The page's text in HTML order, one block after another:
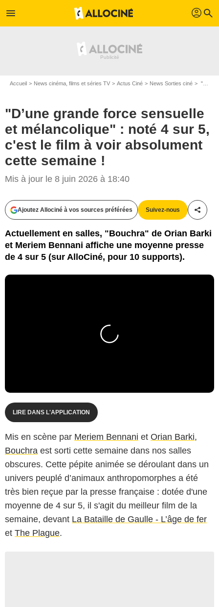
menu profil search
Accueil News cinéma, films et séries TV Actus Ciné News Sorties ciné "D’une grande force sensuelle et mélancolique" : noté 4 sur 5, c'est le film à voir absolument cette semaine !
"D’une grande force sensuelle
et mélancolique" : noté 4 sur 5,
c'est le film à voir absolument
cette semaine !
Mis à jour le 8 juin 2026 à 18:40
Ajoutez Allociné à vos sources préférées Suivez-nous
Actuellement en salles, "Bouchra" de Orian Barki
et Meriem Bennani affiche une moyenne presse
de 4 sur 5 (sur AlloCiné, pour 10 supports).
LIRE DANS L'APPLICATION
Mis en scène par Meriem Bennani et Orian Barki,
Bouchra est sorti cette semaine dans nos salles
obscures. Cette pépite animée se déroulant dans un
univers peuplé d’animaux anthropomorphes a été
très bien reçue par la presse française : dotée d'une
moyenne de 4 sur 5, il s'agit du meilleur film de la
semaine, devant La Bataille de Gaulle - L’âge de fer
et The Plague.